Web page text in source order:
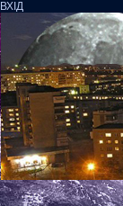
ВХІД